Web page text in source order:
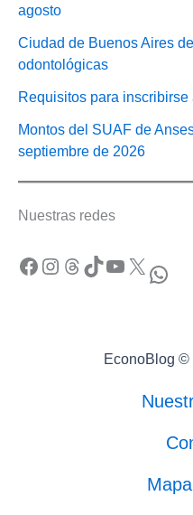
agosto
Ciudad de Buenos Aires
odontológicas
Requisitos para
Montos del SUAF de
septiembre de 2026
Nuestras redes
Facebook Instagram Threads TikTok YouTube X WhatsApp
EconoBlog ©